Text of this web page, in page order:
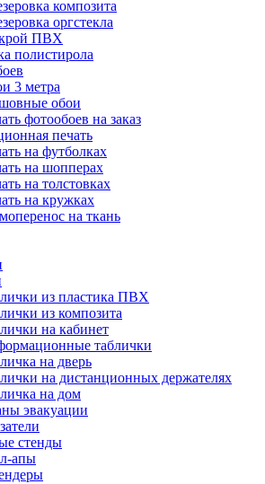
композита
оргстекла
ПВХ
полистирола
3 метра
обои
фотообоев на заказ
печать
на футболках
на шопперах
на толстовках
на кружках
на ткань
из пластика ПВХ
из композита
на кабинет
таблички
на дверь
на дистанционных держателях
на дом
эвакуации
стенды
апы